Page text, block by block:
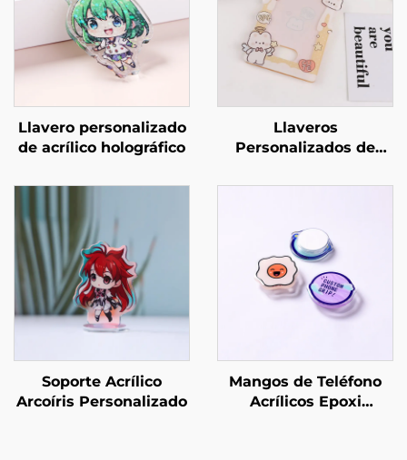
Llavero personalizado
de acrílico holográfico
Llaveros
Personalizados de
Fotos
Soporte Acrílico
Arcoíris Personalizado
Mangos de Teléfono
Acrílicos Epoxi